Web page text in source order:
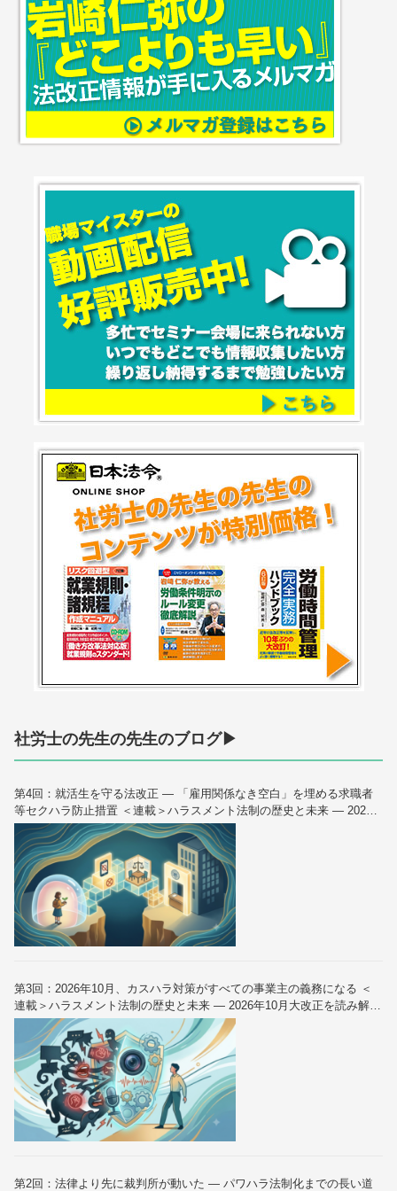
社労士の先生の先生のブログ▶
第4回：就活生を守る法改正 — 「雇用関係なき空白」を埋める求職者
等セクハラ防止措置 ＜連載＞ハラスメント法制の歴史と未来 — 2026
年10月大改正を読み解く（全6回）
第3回：2026年10月、カスハラ対策がすべての事業主の義務になる ＜
連載＞ハラスメント法制の歴史と未来 — 2026年10月大改正を読み解く
（全6回）
第2回：法律より先に裁判所が動いた — パワハラ法制化までの長い道